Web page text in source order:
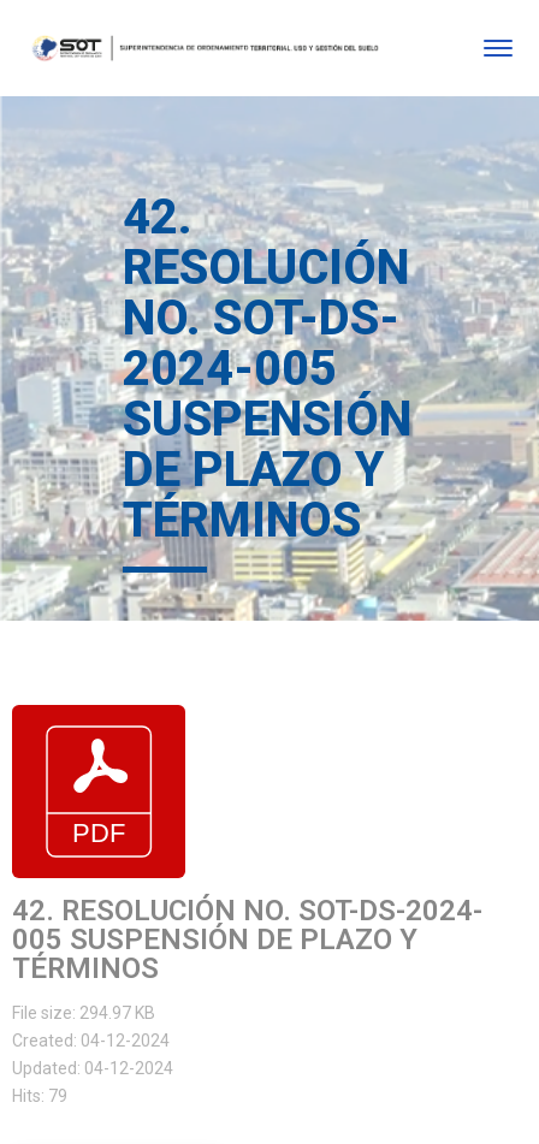
42.
RESOLUCIÓN
NO. SOT-DS-
2024-005
SUSPENSIÓN
DE PLAZO Y
TÉRMINOS
42. RESOLUCIÓN NO. SOT-DS-2024-
005 SUSPENSIÓN DE PLAZO Y
TÉRMINOS
File size: 294.97 KB
Created: 04-12-2024
Updated: 04-12-2024
Hits: 79